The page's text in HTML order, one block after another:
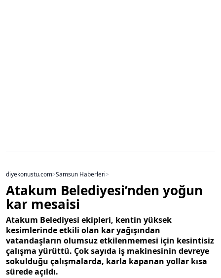
diyekonustu.com>Samsun Haberleri>
Atakum Belediyesi’nden yoğun
kar mesaisi
Atakum Belediyesi ekipleri, kentin yüksek
kesimlerinde etkili olan kar yağışından
vatandaşların olumsuz etkilenmemesi için kesintisiz
çalışma yürüttü. Çok sayıda iş makinesinin devreye
sokulduğu çalışmalarda, karla kapanan yollar kısa
sürede açıldı.